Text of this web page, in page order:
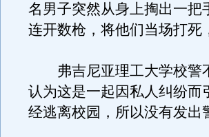
名男子突然从身上掏出一
连开数枪，将他们当场打死
弗吉尼亚理工大学校警
认为这是一起因私人纠纷
经逃离校园，所以没有发出